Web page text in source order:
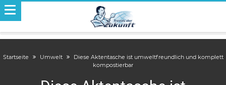
Startseite Umwelt
Diese Aktentasche ist umweltfreundlich und komplett
kompostierbar